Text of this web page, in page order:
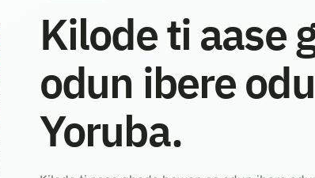
Kilode ti aase
odun ibere
Yoruba.